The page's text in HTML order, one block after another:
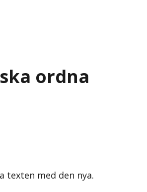
ordna
texten med den nya.